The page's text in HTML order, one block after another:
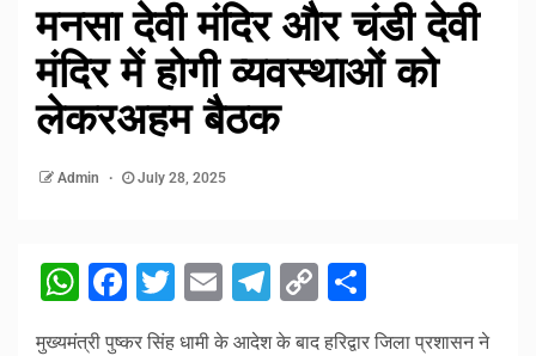
मनसा देवी मंदिर और चंडी देवी
मंदिर में होगी व्यवस्थाओं को
लेकरअहम बैठक
Admin July 28, 2025
WhatsApp
Facebook
Twitter
EmailTelegram
Copy
Link
मुख्यमंत्री पुष्कर सिंह धामी के आदेश के बाद हरिद्वार जिला प्रशासन ने